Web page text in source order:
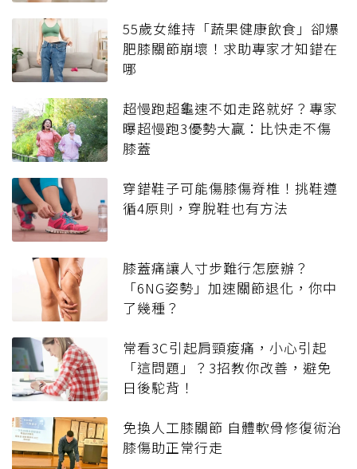
55歲女維持「蔬果健康飲食」卻爆
肥膝關節崩壞！求助專家才知錯在
哪
超慢跑超龜速不如走路就好？專家
曝超慢跑3優勢大贏：比快走不傷
膝蓋
穿錯鞋子可能傷膝傷脊椎！挑鞋遵
循4原則，穿脫鞋也有方法
膝蓋痛讓人寸步難行怎麼辦？
「6NG姿勢」加速關節退化，你中
了幾種？
常看3C引起肩頸痠痛，小心引起
「這問題」？3招教你改善，避免
日後駝背！
免換人工膝關節 自體軟骨修復術治
膝傷助正常行走